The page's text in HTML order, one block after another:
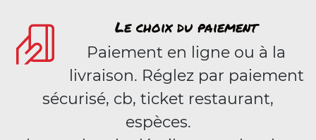
Le choix du paiement
Paiement en ligne ou à la
livraison. Réglez par paiement
sécurisé, cb, ticket restaurant,
espèces.